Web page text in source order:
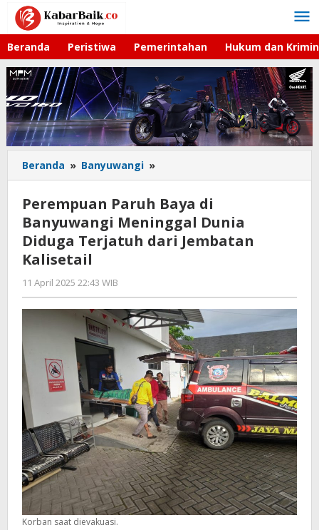
Lewati
konten
Beranda Peristiwa Pemerintahan Hukum dan
Beranda » Banyuwangi »
Paruh
di
Banyuwangi
Meninggal
dari
Jembatan
Kalisetail
Perempuan Paruh Baya di
Banyuwangi Meninggal Dunia
Diduga Terjatuh dari Jembatan
Kalisetail
11 April 2025 22:43 WIB
Gagah
Saputra
Korban saat dievakuasi.